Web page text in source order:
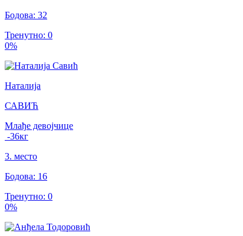
Бодова: 32
Тренутно: 0
0%
Наталија
САВИЋ
Млађе девојчице
-36кг
3. место
Бодова: 16
Тренутно: 0
0%